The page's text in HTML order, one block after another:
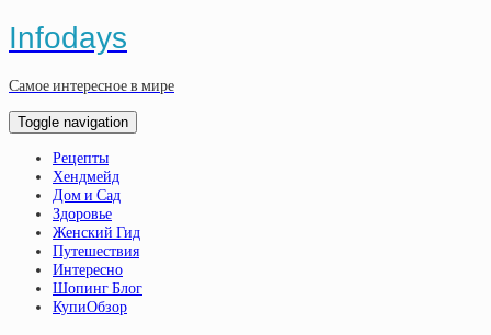
Infodays
Самое интересное в мире
Toggle navigation
Рецепты
Хендмейд
Дом и Сад
Здоровье
Женский Гид
Путешествия
Интересно
Шопинг Блог
КупиОбзор